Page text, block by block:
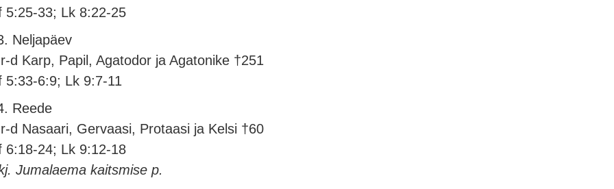
5:25-33; Lk 8:22-25
Neljapäev
d Karp, Papil, Agatodor ja Agatonike †251
5:33-6:9; Lk 9:7-11
Reede
d Nasaari, Gervaasi, Protaasi ja Kelsi †60
6:18-24; Lk 9:12-18
Jumalaema kaitsmise p.